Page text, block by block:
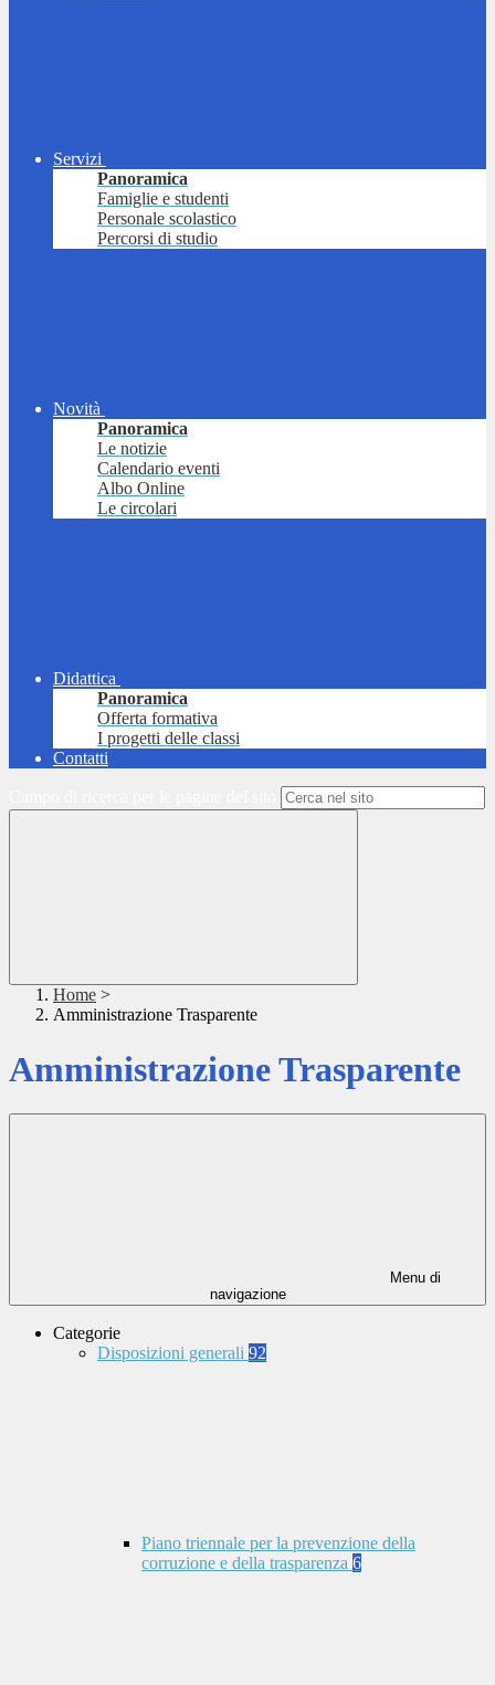
Servizi
Panoramica
Famiglie e studenti
Personale scolastico
Percorsi di studio
Novità
Panoramica
Le notizie
Calendario eventi
Albo Online
Le circolari
Didattica
Panoramica
Offerta formativa
I progetti delle classi
Contatti
Home >
Amministrazione Trasparente
Amministrazione Trasparente
Menu di
navigazione
Categorie
Disposizioni generali 92
Piano triennale per la prevenzione della
corruzione e della trasparenza 6